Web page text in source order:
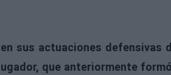
sus actuaciones
que anteriormente